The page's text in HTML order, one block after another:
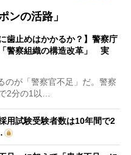
ンの活路」
歯止めはかかるか？】警察庁
警察組織の構造改革」 実
が「警察官不足」だ。警察
2分の1以…
用試験受験者数は10年間で2